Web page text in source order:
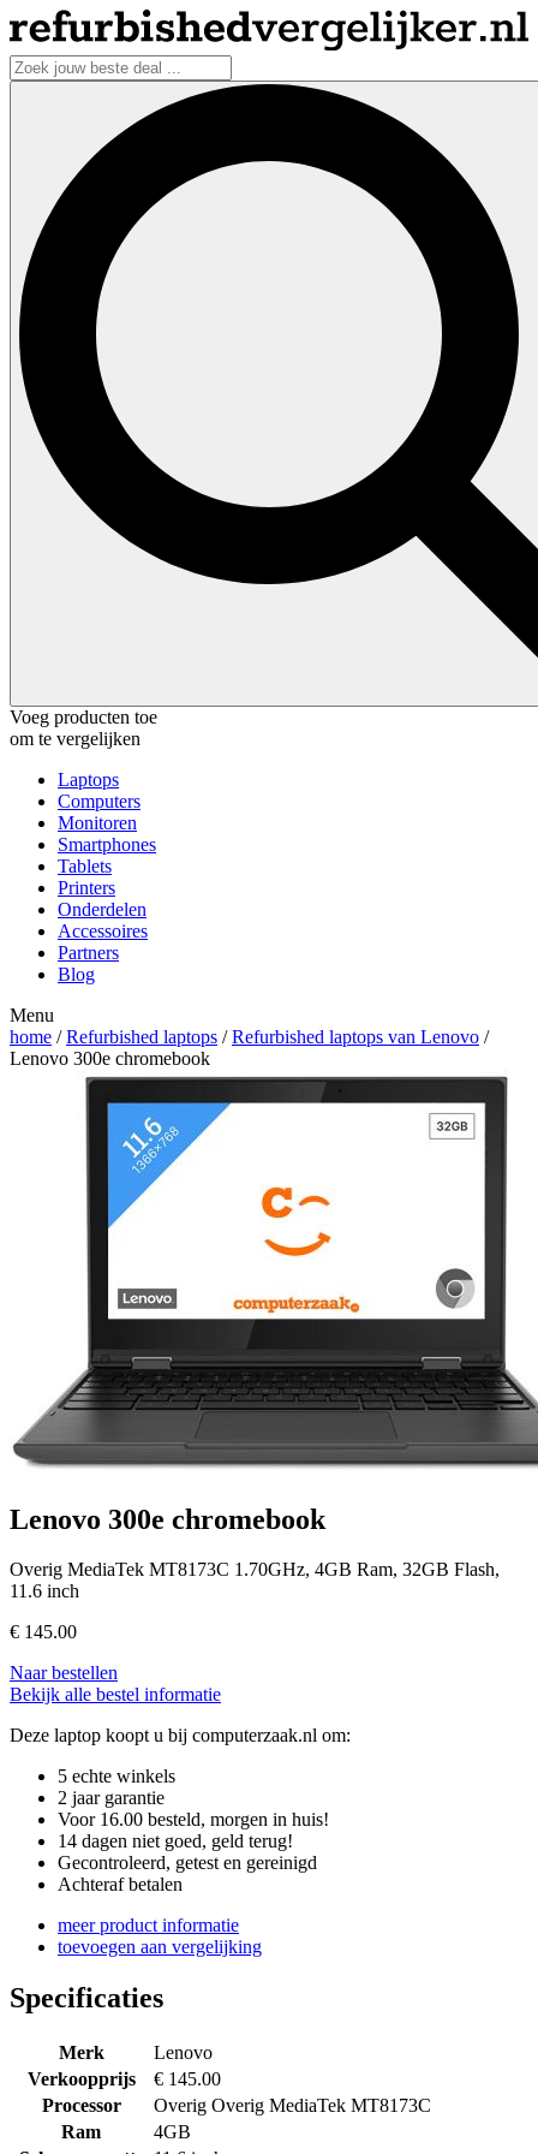
Voeg producten toe
om te vergelijken
Laptops
Computers
Monitoren
Smartphones
Tablets
Printers
Onderdelen
Accessoires
Partners
Blog
Menu
home /Refurbished laptops /Refurbished laptops van Lenovo /
Lenovo 300e chromebook
Lenovo 300e chromebook
Overig MediaTek MT8173C 1.70GHz, 4GB Ram, 32GB Flash,
11.6 inch
€ 145.00
Naar bestellen
Bekijk alle bestel informatie
Deze laptop koopt u bij computerzaak.nl om:
5 echte winkels
2 jaar garantie
Voor 16.00 besteld, morgen in huis!
14 dagen niet goed, geld terug!
Gecontroleerd, getest en gereinigd
Achteraf betalen
meer product informatie
toevoegen aan vergelijking
Specificaties
Merk
Lenovo
Verkoopprijs
€ 145.00
Processor
Overig Overig MediaTek MT8173C
Ram
4GB